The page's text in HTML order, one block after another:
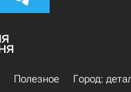
Полезное
Город: